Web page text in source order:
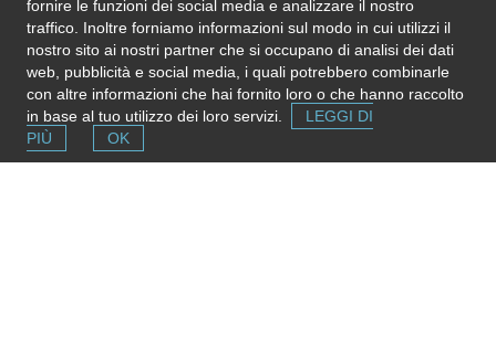
organization/service: send any inquiry or complaint directly to
it. Please do not send us CVs or applications!
fornire le funzioni dei social media e analizzare il nostro
traffico. Inoltre forniamo informazioni sul modo in cui utilizzi il
nostro sito ai nostri partner che si occupano di analisi dei dati
web, pubblicità e social media, i quali potrebbero combinarle
con altre informazioni che hai fornito loro o che hanno raccolto
in base al tuo utilizzo dei loro servizi.
LEGGI DI
PIÙ
OK